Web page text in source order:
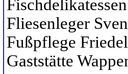
Fliesenleger
Fußpflege
Gaststätte